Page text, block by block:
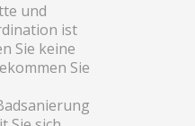
und
ist
Sie keine
Sie